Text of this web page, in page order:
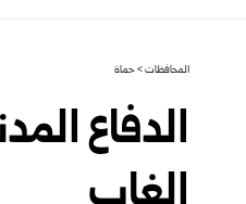
المحافظات>حماة
الدفاع